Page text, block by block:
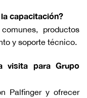
capacitación?
productos
y soporte técnico.
visita para Grupo
Palfinger y ofrecer